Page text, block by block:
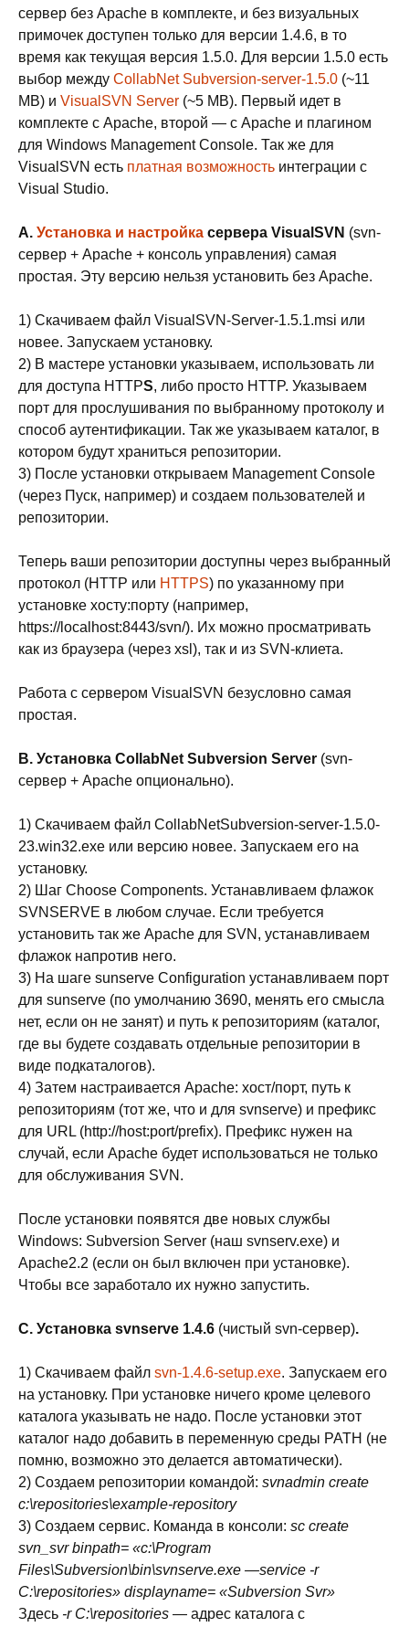
сервер без Apache в комплекте, и без визуальных
примочек доступен только для версии 1.4.6, в то
время как текущая версия 1.5.0. Для версии 1.5.0 есть
выбор между CollabNet Subversion-server-1.5.0 (~11
MB) и VisualSVN Server (~5 MB). Первый идет в
комплекте с Apache, второй — с Apache и плагином
для Windows Management Console. Так же для
VisualSVN есть платная возможность интеграции с
Visual Studio.
A. Установка и настройка сервера VisualSVN (svn-
сервер + Apache + консоль управления) самая
простая. Эту версию нельзя установить без Apache.
1) Скачиваем файл VisualSVN-Server-1.5.1.msi или
новее. Запускаем установку.
2) В мастере установки указываем, использовать ли
для доступа HTTPS, либо просто HTTP. Указываем
порт для прослушивания по выбранному протоколу и
способ аутентификации. Так же указываем каталог, в
котором будут храниться репозитории.
3) После установки открываем Management Console
(через Пуск, например) и создаем пользователей и
репозитории.
Теперь ваши репозитории доступны через выбранный
протокол (HTTP или HTTPS) по указанному при
установке хосту:порту (например,
https://localhost:8443/svn/). Их можно просматривать
как из браузера (через xsl), так и из SVN-клиета.
Работа с сервером VisualSVN безусловно самая
простая.
B. Установка CollabNet Subversion Server (svn-
сервер + Apache опционально).
1) Скачиваем файл CollabNetSubversion-server-1.5.0-
23.win32.exe или версию новее. Запускаем его на
установку.
2) Шаг Choose Components. Устанавливаем флажок
SVNSERVE в любом случае. Если требуется
установить так же Apache для SVN, устанавливаем
флажок напротив него.
3) На шаге sunserve Configuration устанавливаем порт
для sunserve (по умолчанию 3690, менять его смысла
нет, если он не занят) и путь к репозиториям (каталог,
где вы будете создавать отдельные репозитории в
виде подкаталогов).
4) Затем настраивается Apache: хост/порт, путь к
репозиториям (тот же, что и для svnserve) и префикс
для URL (http://host:port/prefix). Префикс нужен на
случай, если Apache будет использоваться не только
для обслуживания SVN.
После установки появятся две новых службы
Windows: Subversion Server (наш svnserv.exe) и
Apache2.2 (если он был включен при установке).
Чтобы все заработало их нужно запустить.
С. Установка svnserve 1.4.6 (чистый svn-сервер).
1) Скачиваем файл svn-1.4.6-setup.exe. Запускаем его
на установку. При установке ничего кроме целевого
каталога указывать не надо. После установки этот
каталог надо добавить в переменную среды PATH (не
помню, возможно это делается автоматически).
2) Создаем репозитории командой: svnadmin create
c:\repositories\example-repository
3) Создаем сервис. Команда в консоли: sc create
svn_svr binpath= «c:\Program
Files\Subversion\bin\svnserve.exe —service -r
C:\repositories» displayname= «Subversion Svr»
Здесь -r C:\repositories — адрес каталога с